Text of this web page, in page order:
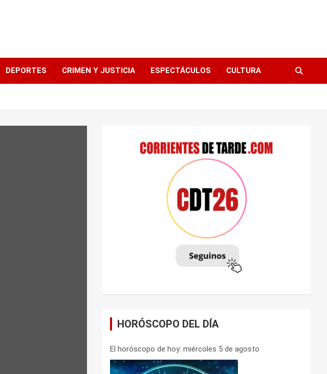
DEPORTES CRIMEN Y JUSTICIA ESPECTÁCULOS CULTURA
HORÓSCOPO DEL DÍA
El horóscopo de hoy: miércoles 5 de agosto